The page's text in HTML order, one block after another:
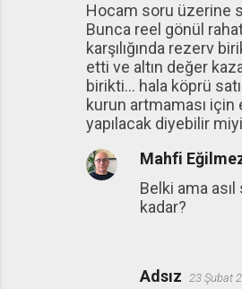
Hocam soru üzerine
Bunca reel gönül
karşılığında rezerv
etti ve altın değer
birikti… hala köprü
kurun artmaması için
yapılacak diyebilir
Mahfi
Belki ama
kadar?
Adsız 23 Şubat